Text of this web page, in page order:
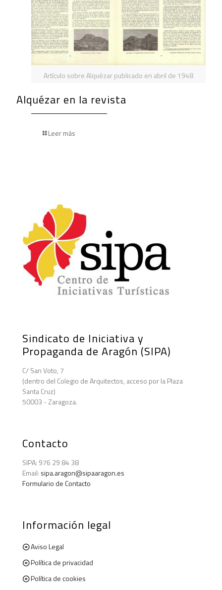
Artículo sobre Alquézar publicado en abril de 1948
Alquézar en la revista
Leer más
Sindicato de Iniciativa y
Propaganda de Aragón (SIPA)
C/ San Voto, 7
(dentro del Colegio de Arquitectos, acceso por la Plaza
Santa Cruz)
50003 - Zaragoza.
Contacto
SIPA: 976 29 84 38
Email: sipa.aragon@sipaaragon.es
Formulario de Contacto
Información legal
Aviso Legal
Política de privacidad
Política de cookies